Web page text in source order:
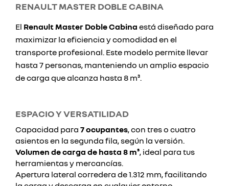
RENAULT MASTER DOBLE CABINA
El Renault Master Doble Cabina está diseñado para
maximizar la eficiencia y comodidad en el
transporte profesional. Este modelo permite llevar
hasta 7 personas, manteniendo un amplio espacio
de carga que alcanza hasta 8 m³.
ESPACIO Y VERSATILIDAD
Capacidad para 7 ocupantes, con tres o cuatro
asientos en la segunda fila, según la versión.
Volumen de carga de hasta 8 m³, ideal para tus
herramientas y mercancías.
Apertura lateral corredera de 1.312 mm, facilitando